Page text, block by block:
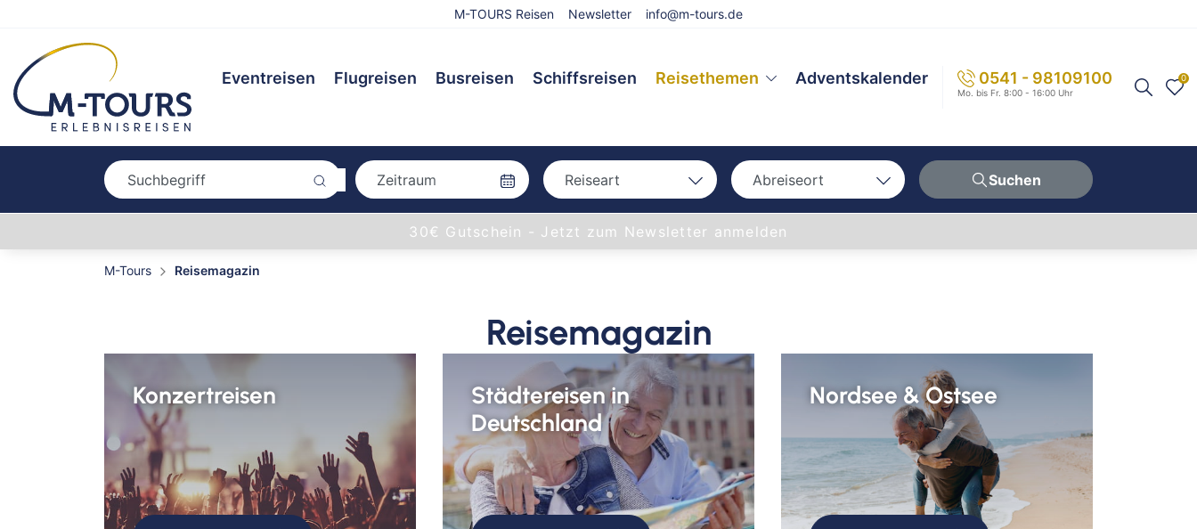
M-TOURS Reisen Newsletter info@m-tours.de
Eventreisen Flugreisen Busreisen Schiffsreisen Reisethemen Adventskalender 0541 - 98109100
Mo. bis Fr. 8:00 - 16:00 Uhr
0
Reiseart
Bus
Schiff
Abreiseort
Bahn
Bayern
Berlin
Bitburg
Bocholt
Borken
Suchen
30€ Gutschein - Jetzt zum Newsletter anmelden
M-Tours Reisemagazin
Reisemagazin
Konzertreisen
Städtereisen in
Deutschland
Nordsee & Ostsee